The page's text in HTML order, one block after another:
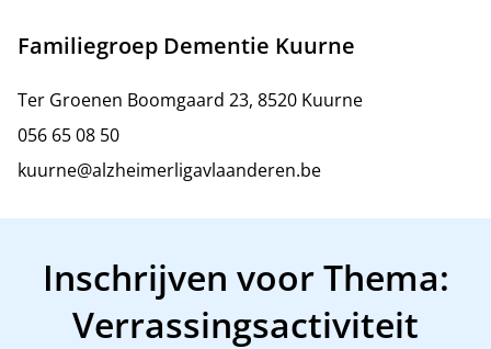
Familiegroep Dementie Kuurne
Ter Groenen Boomgaard 23, 8520 Kuurne
056 65 08 50
kuurne@alzheimerligavlaanderen.be
Inschrijven voor Thema:
Verrassingsactiviteit